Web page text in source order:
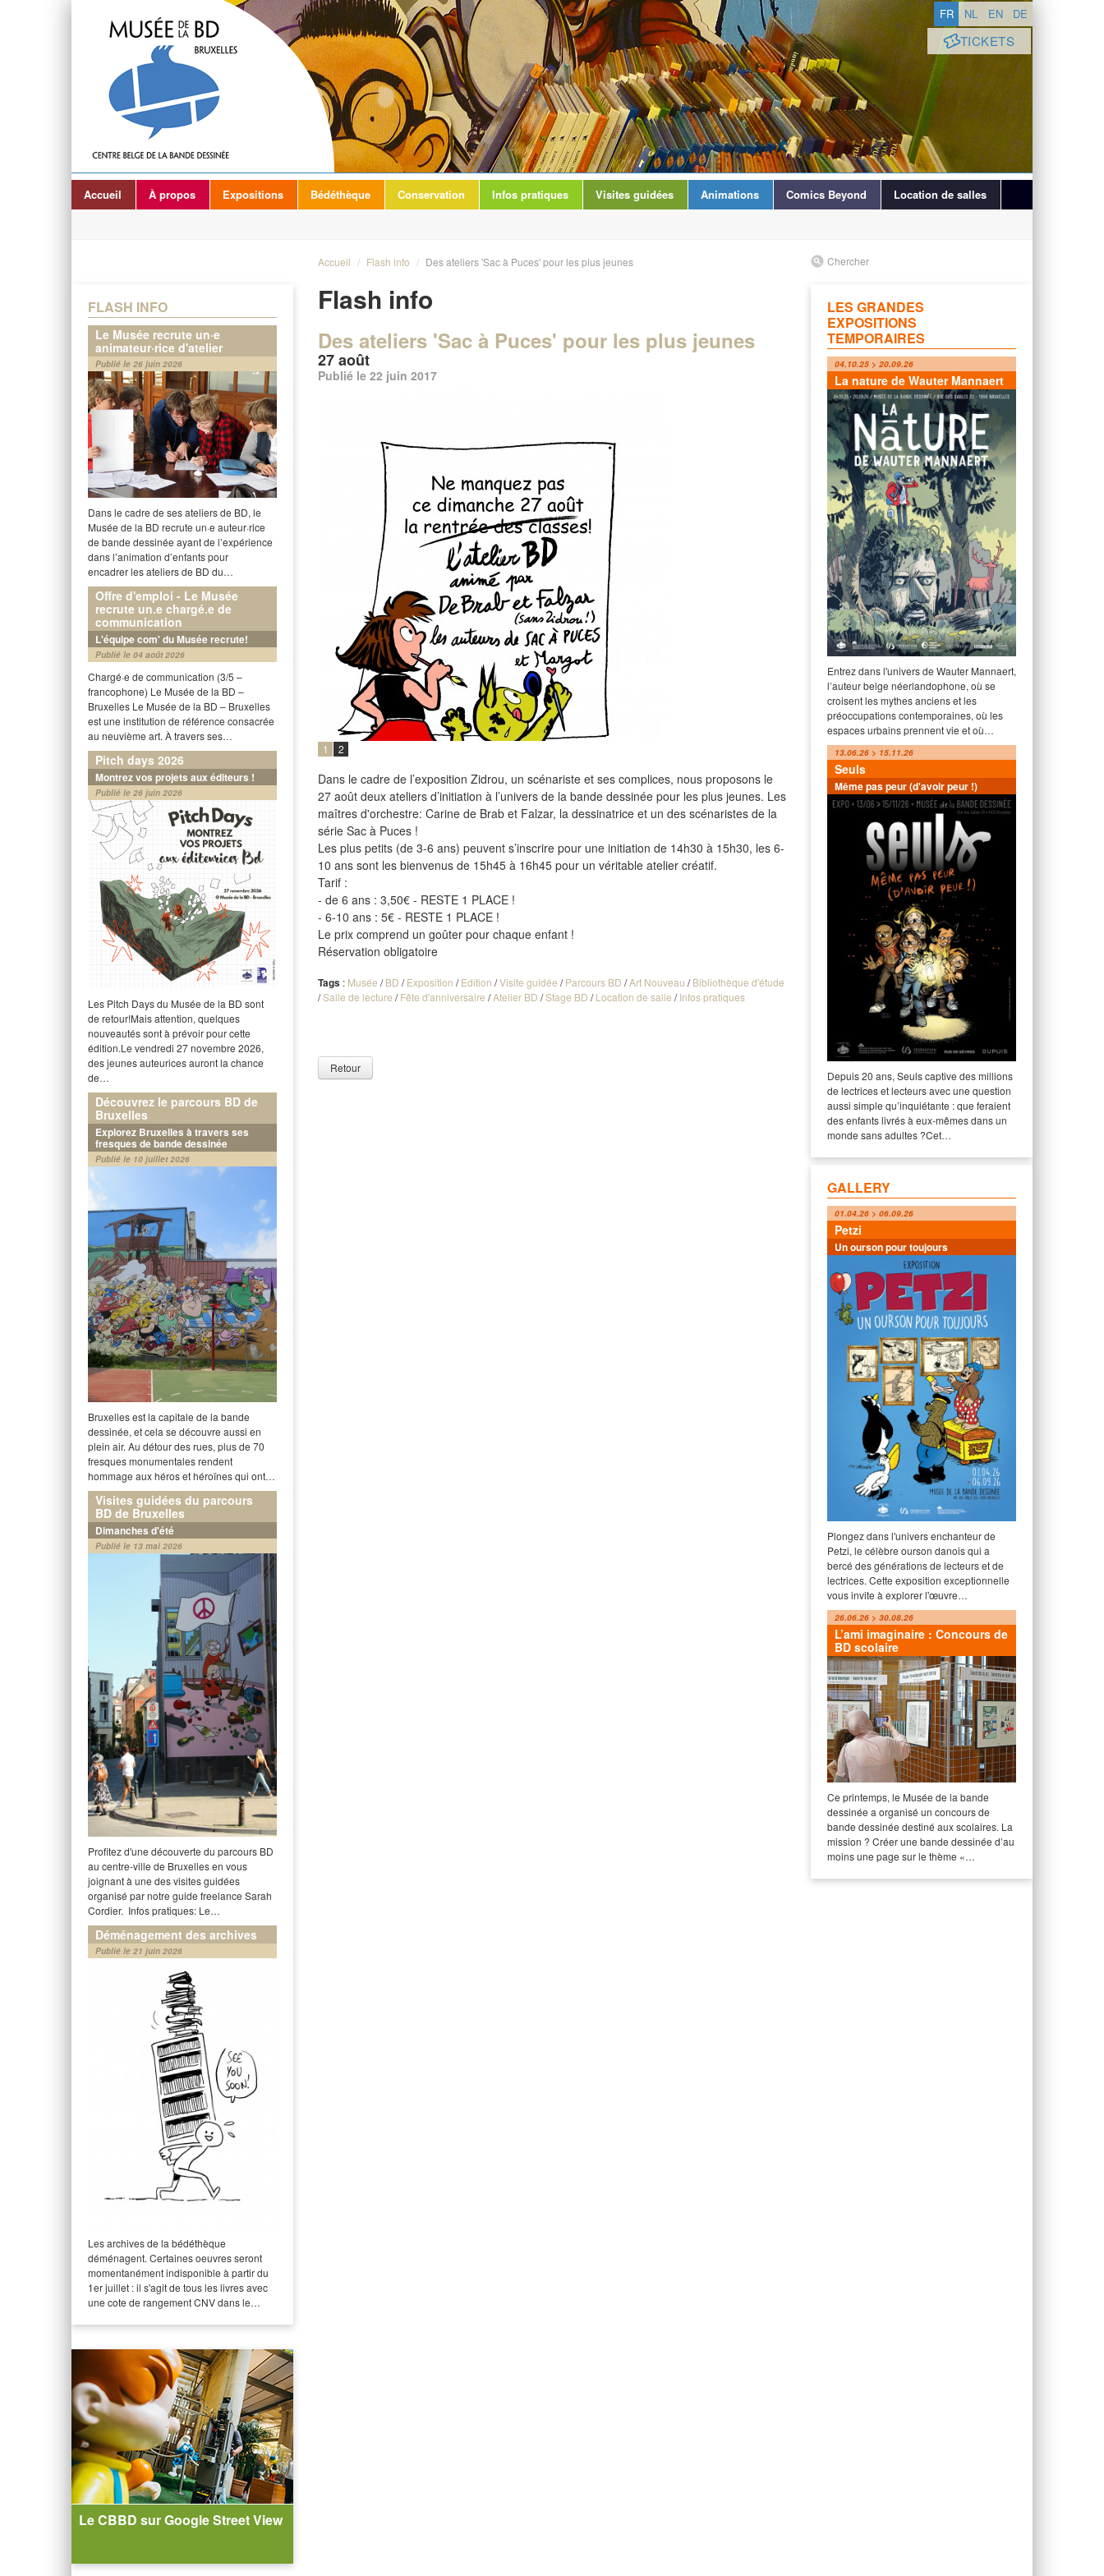
TICKETS
FR NL EN DE
Accueil À propos Expositions Bédéthèque Conservation Infos pratiques Visites guidées Animations Comics Beyond Location de salles
FLASH INFO
Le Musée recrute un·e
animateur·rice d'atelier
Publié le 26 juin 2026
Dans le cadre de ses ateliers de BD, le
Musée de la BD recrute un·e auteur·rice
de bande dessinée ayant de l’expérience
dans l’animation d’enfants pour
encadrer les ateliers de BD du…
Offre d'emploi - Le Musée
recrute un.e chargé.e de
communication
L'équipe com' du Musée recrute!
Publié le 04 août 2026
Chargé·e de communication (3/5 –
francophone) Le Musée de la BD –
Bruxelles Le Musée de la BD – Bruxelles
est une institution de référence consacrée
au neuvième art. À travers ses…
Pitch days 2026
Montrez vos projets aux éditeurs !
Publié le 26 juin 2026
Les Pitch Days du Musée de la BD sont
de retour!Mais attention, quelques
nouveautés sont à prévoir pour cette
édition.Le vendredi 27 novembre 2026,
des jeunes auteurices auront la chance
de…
Découvrez le parcours BD de
Bruxelles
Explorez Bruxelles à travers ses
fresques de bande dessinée
Publié le 10 juillet 2026
Bruxelles est la capitale de la bande
dessinée, et cela se découvre aussi en
plein air. Au détour des rues, plus de 70
fresques monumentales rendent
hommage aux héros et héroïnes qui ont…
Visites guidées du parcours
BD de Bruxelles
Dimanches d'été
Publié le 13 mai 2026
Profitez d'une découverte du parcours BD
au centre-ville de Bruxelles en vous
joignant à une des visites guidées
organisé par notre guide freelance Sarah
Cordier. Infos pratiques: Le…
Déménagement des archives
Publié le 21 juin 2026
Les archives de la bédéthèque
déménagent. Certaines oeuvres seront
momentanément indisponible à partir du
1er juillet : il s'agit de tous les livres avec
une cote de rangement CNV dans le…
Le CBBD sur Google Street View
Accueil / Flash info / Des ateliers 'Sac à Puces' pour les plus jeunes
Flash info
Des ateliers 'Sac à Puces' pour les plus jeunes
27 août
Publié le 22 juin 2017
1 2
Dans le cadre de l’exposition Zidrou, un scénariste et ses complices, nous proposons le
27 août deux ateliers d’initiation à l’univers de la bande dessinée pour les plus jeunes. Les
maîtres d'orchestre: Carine de Brab et Falzar, la dessinatrice et un des scénaristes de la
série Sac à Puces !
Les plus petits (de 3-6 ans) peuvent s’inscrire pour une initiation de 14h30 à 15h30, les 6-
10 ans sont les bienvenus de 15h45 à 16h45 pour un véritable atelier créatif.
Tarif :
- de 6 ans : 3,50€ - RESTE 1 PLACE !
- 6-10 ans : 5€ - RESTE 1 PLACE !
Le prix comprend un goûter pour chaque enfant !
Réservation obligatoire
Tags : Musée /BD /Exposition /Edition /Visite guidée /Parcours BD /Art Nouveau /Bibliothèque d'étude
/Salle de lecture /Fête d'anniversaire /Atelier BD /Stage BD /Location de salle /Infos pratiques
Retour
Chercher
LES GRANDES
EXPOSITIONS
TEMPORAIRES
04.10.25 > 20.09.26
La nature de Wauter Mannaert
Entrez dans l'univers de Wauter Mannaert,
l’auteur belge néerlandophone, où se
croisent les mythes anciens et les
préoccupations contemporaines, où les
espaces urbains prennent vie et où…
13.06.26 > 15.11.26
Seuls
Même pas peur (d'avoir peur !)
Depuis 20 ans, Seuls captive des millions
de lectrices et lecteurs avec une question
aussi simple qu’inquiétante : que feraient
des enfants livrés à eux-mêmes dans un
monde sans adultes ?Cet…
GALLERY
01.04.26 > 06.09.26
Petzi
Un ourson pour toujours
Plongez dans l'univers enchanteur de
Petzi, le célèbre ourson danois qui a
bercé des générations de lecteurs et de
lectrices. Cette exposition exceptionnelle
vous invite à explorer l'œuvre…
26.06.26 > 30.08.26
L’ami imaginaire : Concours de
BD scolaire
Ce printemps, le Musée de la bande
dessinée a organisé un concours de
bande dessinée destiné aux scolaires. La
mission ? Créer une bande dessinée d’au
moins une page sur le thème «…